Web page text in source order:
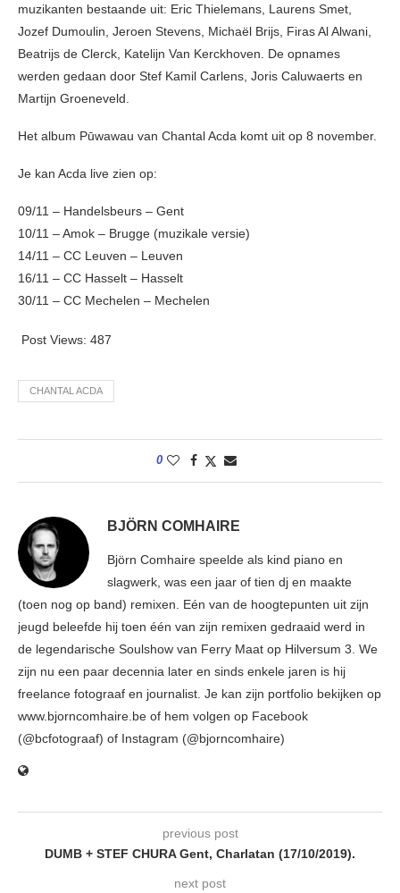
muzikanten bestaande uit: Eric Thielemans, Laurens Smet,
Jozef Dumoulin, Jeroen Stevens, Michaël Brijs, Firas Al Alwani,
Beatrijs de Clerck, Katelijn Van Kerckhoven. De opnames
werden gedaan door Stef Kamil Carlens, Joris Caluwaerts en
Martijn Groeneveld.
Het album Pūwawau van Chantal Acda komt uit op 8 november.
Je kan Acda live zien op:
09/11 – Handelsbeurs – Gent
10/11 – Amok – Brugge (muzikale versie)
14/11 – CC Leuven – Leuven
16/11 – CC Hasselt – Hasselt
30/11 – CC Mechelen – Mechelen
Post Views: 487
CHANTAL ACDA
0
BJÖRN COMHAIRE
Björn Comhaire speelde als kind piano en
slagwerk, was een jaar of tien dj en maakte
(toen nog op band) remixen. Eén van de hoogtepunten uit zijn
jeugd beleefde hij toen één van zijn remixen gedraaid werd in
de legendarische Soulshow van Ferry Maat op Hilversum 3. We
zijn nu een paar decennia later en sinds enkele jaren is hij
freelance fotograaf en journalist. Je kan zijn portfolio bekijken op
www.bjorncomhaire.be of hem volgen op Facebook
(@bcfotograaf) of Instagram (@bjorncomhaire)
previous post
DUMB + STEF CHURA Gent, Charlatan (17/10/2019).
next post